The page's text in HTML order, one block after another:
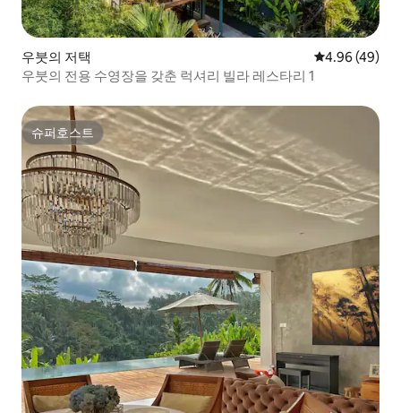
우붓의 저택 평점 4.96점(5
4.96 (49)
우붓의 전용 수영장을 갖춘 럭셔리 빌라 레스타리 1
슈퍼호스트
슈퍼호스트